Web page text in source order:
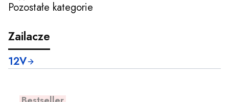
Pozostałe kategorie
Zailacze
12V